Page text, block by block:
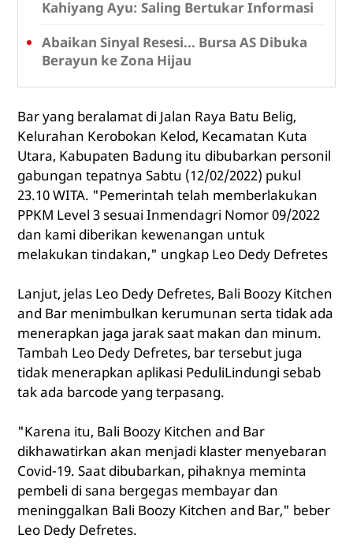
Kahiyang Ayu: Saling Bertukar Informasi
Abaikan Sinyal Resesi... Bursa AS Dibuka
Berayun ke Zona Hijau
Bar yang beralamat di Jalan Raya Batu Belig,
Kelurahan Kerobokan Kelod, Kecamatan Kuta
Utara, Kabupaten Badung itu dibubarkan personil
gabungan tepatnya Sabtu (12/02/2022) pukul
23.10 WITA. "Pemerintah telah memberlakukan
PPKM Level 3 sesuai Inmendagri Nomor 09/2022
dan kami diberikan kewenangan untuk
melakukan tindakan," ungkap Leo Dedy Defretes
Lanjut, jelas Leo Dedy Defretes, Bali Boozy Kitchen
and Bar menimbulkan kerumunan serta tidak ada
menerapkan jaga jarak saat makan dan minum.
Tambah Leo Dedy Defretes, bar tersebut juga
tidak menerapkan aplikasi PeduliLindungi sebab
tak ada barcode yang terpasang.
"Karena itu, Bali Boozy Kitchen and Bar
dikhawatirkan akan menjadi klaster menyebaran
Covid-19. Saat dibubarkan, pihaknya meminta
pembeli di sana bergegas membayar dan
meninggalkan Bali Boozy Kitchen and Bar," beber
Leo Dedy Defretes.